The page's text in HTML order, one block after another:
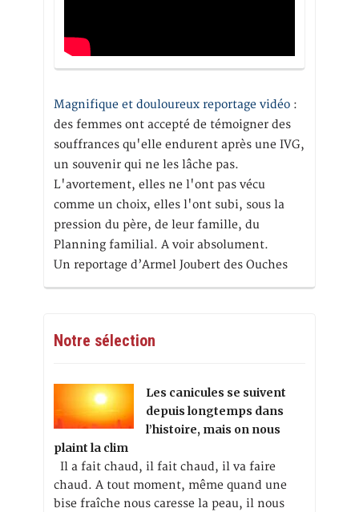
Magnifique et douloureux reportage vidéo :
des femmes ont accepté de témoigner des
souffrances qu'elle endurent après une IVG,
un souvenir qui ne les lâche pas.
L'avortement, elles ne l'ont pas vécu
comme un choix, elles l'ont subi, sous la
pression du père, de leur famille, du
Planning familial. A voir absolument.
Un reportage d’Armel Joubert des Ouches
Notre sélection
Les canicules se suivent
depuis longtemps dans
l’histoire, mais on nous
plaint la clim
Il a fait chaud, il fait chaud, il va faire
chaud. A tout moment, même quand une
bise fraîche nous caresse la peau, il nous